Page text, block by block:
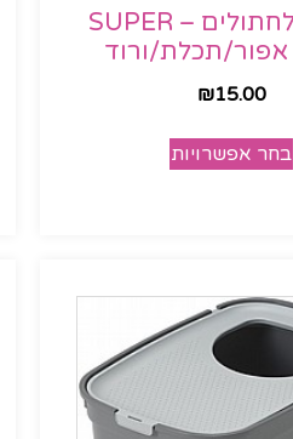
כף חול לחתולים – SUPER
₪15.00
בחר אפשרויות